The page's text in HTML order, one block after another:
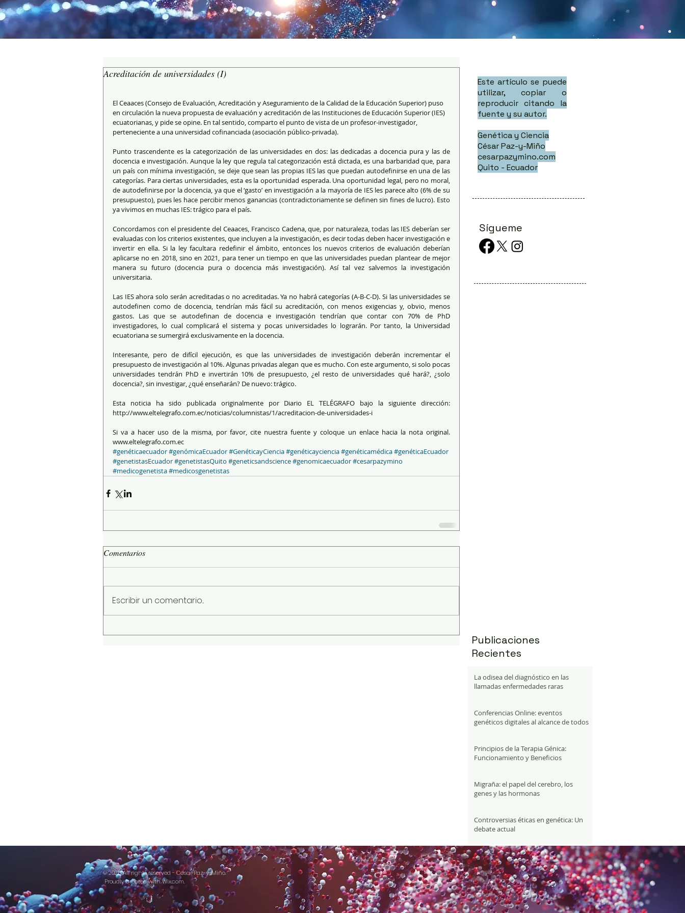
Acreditación de universidades (I)
El Ceaaces (Consejo de Evaluación, Acreditación y Aseguramiento de la Calidad de la Educación Superior) puso
en circulación la nueva propuesta de evaluación y acreditación de las Instituciones de Educación Superior (IES)
ecuatorianas, y pide se opine. En tal sentido, comparto el punto de vista de un profesor-investigador,
perteneciente a una universidad cofinanciada (asociación público-privada).
Punto trascendente es la categorización de las universidades en dos: las dedicadas a docencia pura y las de
docencia e investigación. Aunque la ley que regula tal categorización está dictada, es una barbaridad que, para
un país con mínima investigación, se deje que sean las propias IES las que puedan autodefinirse en una de las
categorías. Para ciertas universidades, esta es la oportunidad esperada. Una oportunidad legal, pero no moral,
de autodefinirse por la docencia, ya que el ‘gasto’ en investigación a la mayoría de IES les parece alto (6% de su
presupuesto), pues les hace percibir menos ganancias (contradictoriamente se definen sin fines de lucro). Esto
ya vivimos en muchas IES: trágico para el país.
Concordamos con el presidente del Ceaaces, Francisco Cadena, que, por naturaleza, todas las IES deberían ser
evaluadas con los criterios existentes, que incluyen a la investigación, es decir todas deben hacer investigación e
invertir en ella. Si la ley facultara redefinir el ámbito, entonces los nuevos criterios de evaluación deberían
aplicarse no en 2018, sino en 2021, para tener un tiempo en que las universidades puedan plantear de mejor
manera su futuro (docencia pura o docencia más investigación). Así tal vez salvemos la investigación
universitaria.
Las IES ahora solo serán acreditadas o no acreditadas. Ya no habrá categorías (A-B-C-D). Si las universidades se
autodefinen como de docencia, tendrían más fácil su acreditación, con menos exigencias y, obvio, menos
gastos. Las que se autodefinan de docencia e investigación tendrían que contar con 70% de PhD
investigadores, lo cual complicará el sistema y pocas universidades lo lograrán. Por tanto, la Universidad
ecuatoriana se sumergirá exclusivamente en la docencia.
Interesante, pero de difícil ejecución, es que las universidades de investigación deberán incrementar el
presupuesto de investigación al 10%. Algunas privadas alegan que es mucho. Con este argumento, si solo pocas
universidades tendrán PhD e invertirán 10% de presupuesto, ¿el resto de universidades qué hará?, ¿solo
docencia?, sin investigar, ¿qué enseñarán? De nuevo: trágico.
Esta noticia ha sido publicada originalmente por Diario EL TELÉGRAFO bajo la siguiente dirección:
http://www.eltelegrafo.com.ec/noticias/columnistas/1/acreditacion-de-universidades-i
Si va a hacer uso de la misma, por favor, cite nuestra fuente y coloque un enlace hacia la nota original.
www.eltelegrafo.com.ec
#genéticaecuador#genómicaEcuador#GenéticayCiencia#genéticayciencia#genéticamédica#genéticaEcuador
#genetistasEcuador#genetistasQuito #geneticsandscience#genomicaecuador#cesarpazymino
#medicogenetista#medicosgenetistas
Comentarios
Escribir un comentario...
Este artículo se puede
utilizar, copiar o
reproducir citando la
fuente y su autor.
Genética y Ciencia
César Paz-y-Miño
cesarpazymino.com
Quito - Ecuador
Sígueme
Publicaciones
Recientes
La odisea del diagnóstico en las
llamadas enfermedades raras
Conferencias Online: eventos
genéticos digitales al alcance de todos
Principios de la Terapia Génica:
Funcionamiento y Beneficios
Migraña: el papel del cerebro, los
genes y las hormonas
Controversias éticas en genética: Un
debate actual
© 2025 All rights reserved - César Paz-y-Miño.
Proudly created withWix.com.